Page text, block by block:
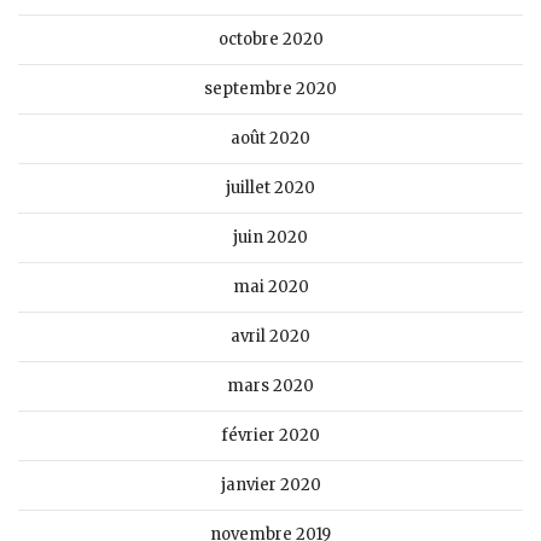
octobre 2020
septembre 2020
août 2020
juillet 2020
juin 2020
mai 2020
avril 2020
mars 2020
février 2020
janvier 2020
novembre 2019